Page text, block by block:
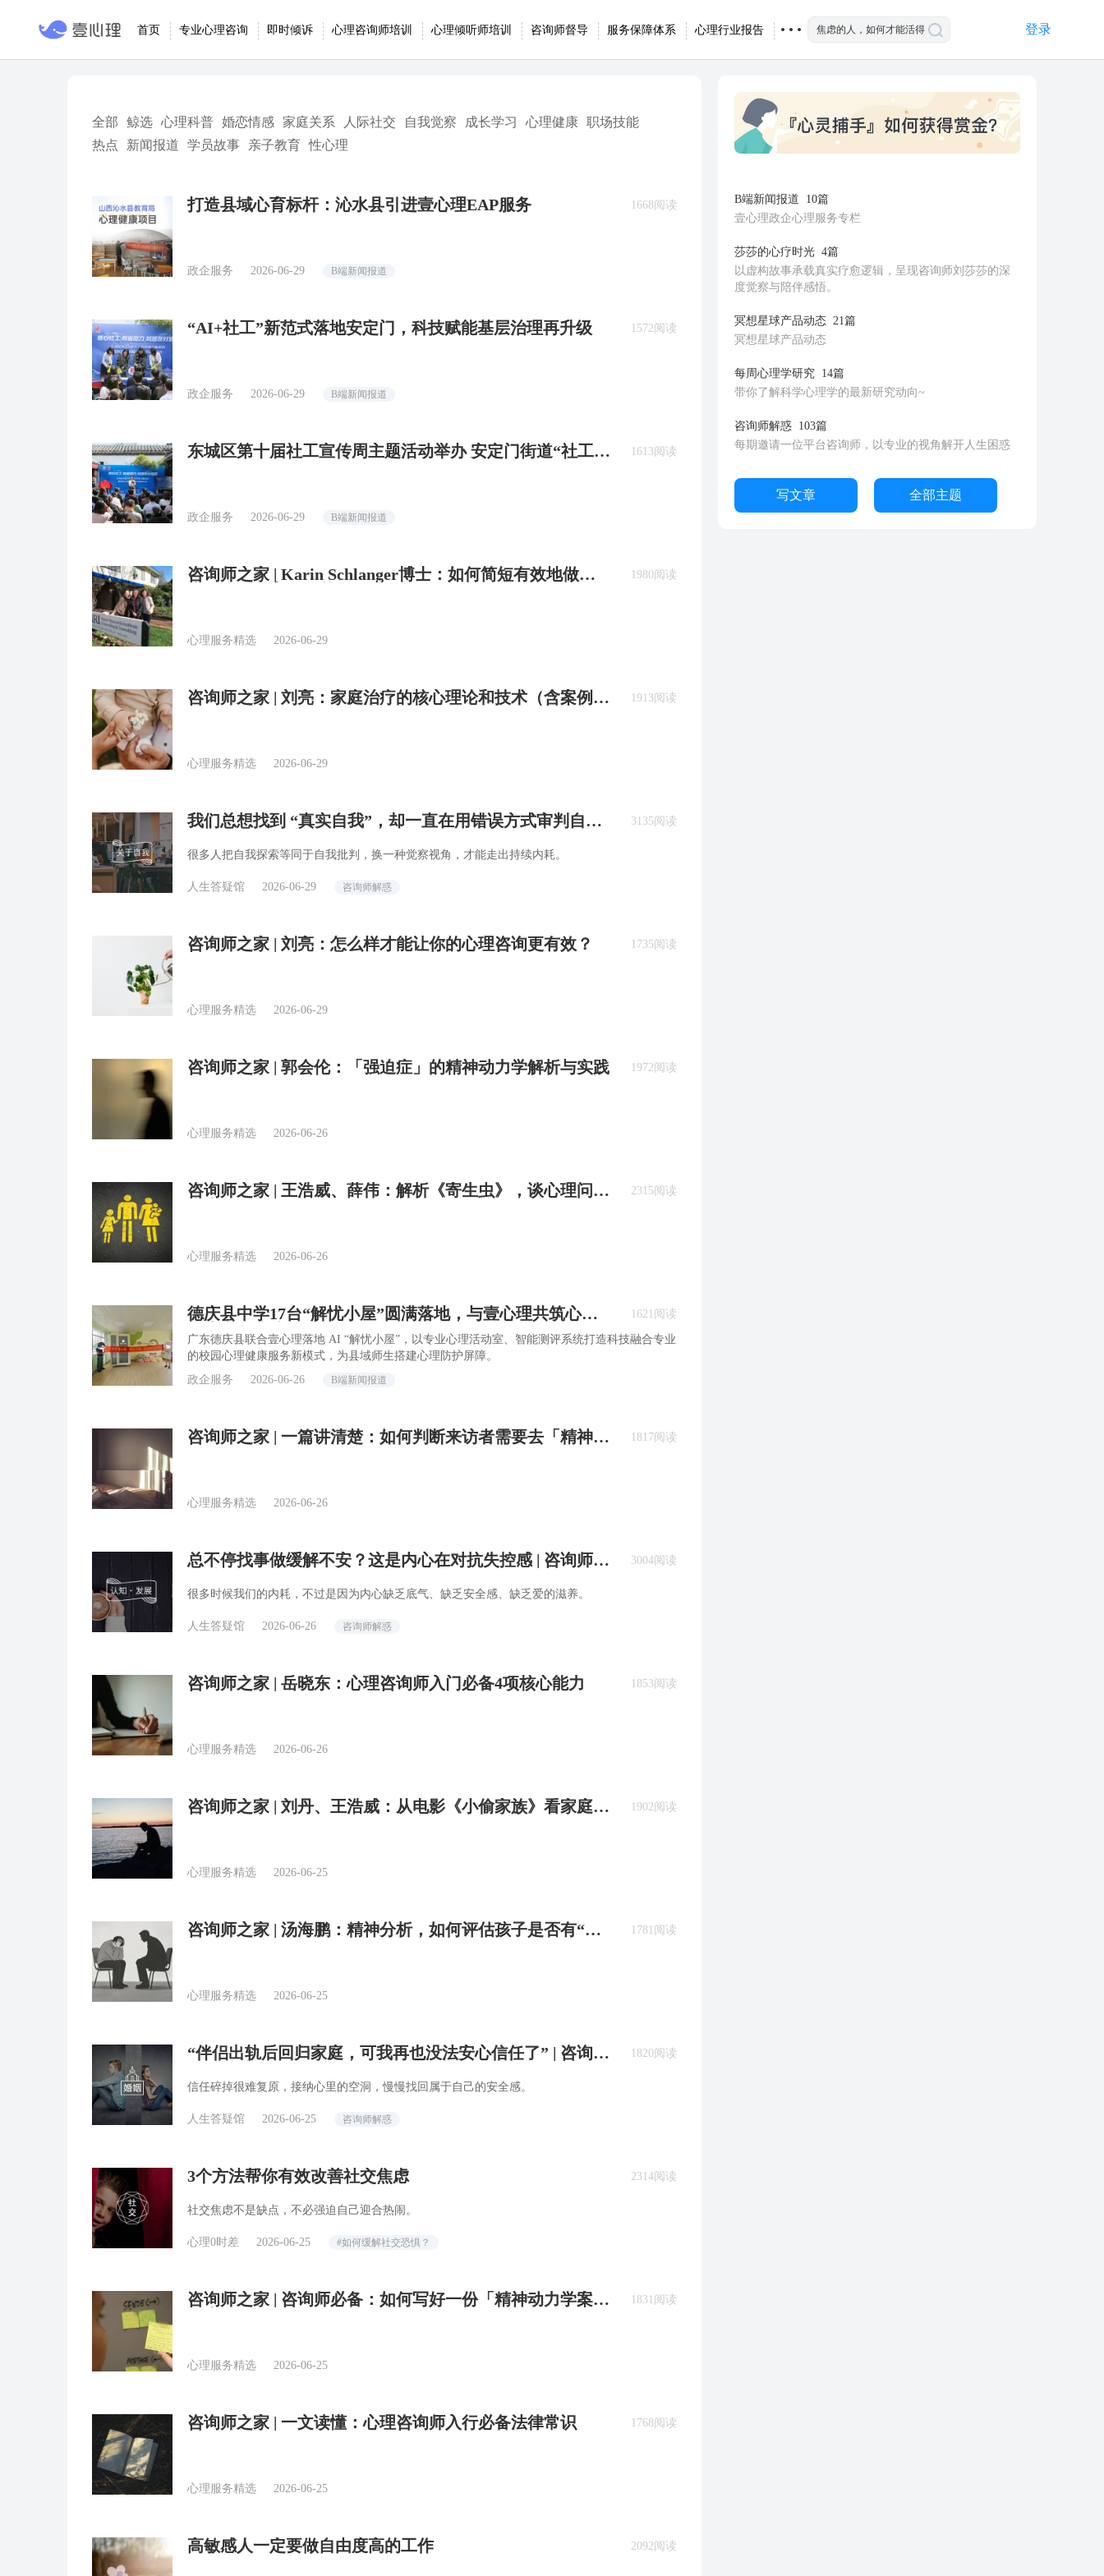
首页 专业心理咨询 即时倾诉 心理咨询师培训 心理倾听师培训 咨询师督导 服务保障体系 心理行业报告 登录
全部 鲸选 心理科普 婚恋情感 家庭关系 人际社交 自我觉察 成长学习 心理健康 职场技能
热点
新闻报道 学员故事 亲子教育 性心理
打造县域心育标杆：沁水县引进壹心理EAP服务
政企服务 2026-06-29 B端新闻报道
1668阅读
“AI+社工”新范式落地安定门，科技赋能基层治理再升级
政企服务 2026-06-29 B端新闻报道
1572阅读
东城区第十届社工宣传周主题活动举办 安定门街道“社工小
政企服务 2026-06-29 B端新闻报道
1613阅读
咨询师之家 | Karin Schlanger博士：如何简短有效地做家
心理服务精选 2026-06-29
1980阅读
咨询师之家 | 刘亮：家庭治疗的核心理论和技术（含案例演
心理服务精选 2026-06-29
1913阅读
我们总想找到 “真实自我”，却一直在用错误方式审判自己 |
很多人把自我探索等同于自我批判，换一种觉察视角，才能走出持续内耗。
人生答疑馆 2026-06-29 咨询师解惑
3135阅读
咨询师之家 | 刘亮：怎么样才能让你的心理咨询更有效？
心理服务精选 2026-06-29
1735阅读
咨询师之家 | 郭会伦：「强迫症」的精神动力学解析与实践
心理服务精选 2026-06-26
1972阅读
咨询师之家 | 王浩威、薛伟：解析《寄生虫》，谈心理问题
心理服务精选 2026-06-26
2315阅读
德庆县中学17台“解忧小屋”圆满落地，与壹心理共筑心理
健康安全防线
广东德庆县联合壹心理落地 AI “解忧小屋”，以专业心理活动室、智能测评系统打造科技融合专业
的校园心理健康服务新模式，为县域师生搭建心理防护屏障。
政企服务
2026-06-26 B端新闻报道
1621阅读
咨询师之家 | 一篇讲清楚：如何判断来访者需要去「精神
心理服务精选 2026-06-26
1817阅读
总不停找事做缓解不安？这是内心在对抗失控感 | 咨询师回
很多时候我们的内耗，不过是因为内心缺乏底气、缺乏安全感、缺乏爱的滋养。
人生答疑馆 2026-06-26 咨询师解惑
3004阅读
咨询师之家 | 岳晓东：心理咨询师入门必备4项核心能力
心理服务精选 2026-06-26
1853阅读
咨询师之家 | 刘丹、王浩威：从电影《小偷家族》看家庭系
心理服务精选 2026-06-25
1902阅读
咨询师之家 | 汤海鹏：精神分析，如何评估孩子是否有“厌
心理服务精选 2026-06-25
1781阅读
“伴侣出轨后回归家庭，可我再也没法安心信任了” | 咨询师
信任碎掉很难复原，接纳心里的空洞，慢慢找回属于自己的安全感。
人生答疑馆 2026-06-25 咨询师解惑
1820阅读
3个方法帮你有效改善社交焦虑
社交焦虑不是缺点，不必强迫自己迎合热闹。
心理0时差 2026-06-25 #如何缓解社交恐惧？
2314阅读
咨询师之家 | 咨询师必备：如何写好一份「精神动力学案例
心理服务精选 2026-06-25
1831阅读
咨询师之家 | 一文读懂：心理咨询师入行必备法律常识
心理服务精选 2026-06-25
1768阅读
高敏感人一定要做自由度高的工作 2092阅读
B端新闻报道
10篇
壹心理政企心理服务专栏
莎莎的心疗时光 4篇
以虚构故事承载真实疗愈逻辑，呈现咨询师刘莎莎的深
度觉察与陪伴感悟。
冥想星球产品动态 21篇
冥想星球产品动态
每周心理学研究 14篇
带你了解科学心理学的最新研究动向~
咨询师解惑 103篇
每期邀请一位平台咨询师，以专业的视角解开人生困惑
写文章 全部主题